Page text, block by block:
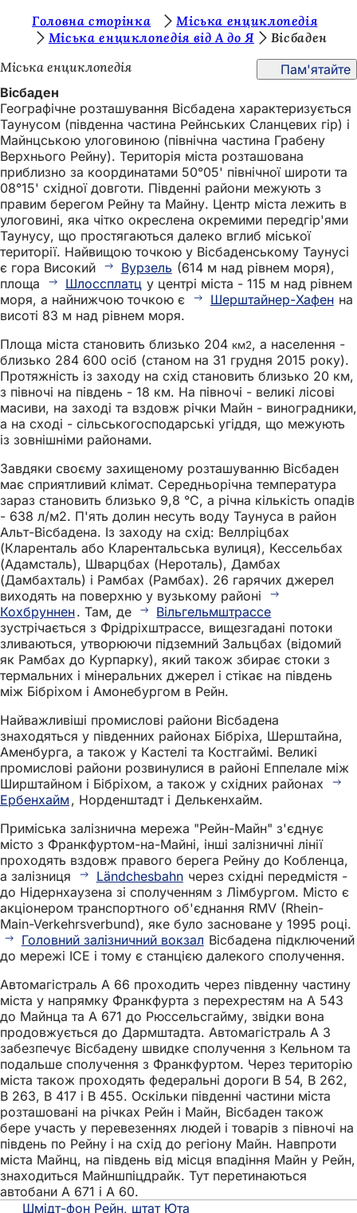
Перейти до змісту
т
у
т
:
Головна сторінка
Міська енциклопедія
Міська енциклопедія від А до Я
Вісбаден
Міська енциклопедія
Пам'ятайте
Вісбаден
Географічне розташування Вісбадена характеризується
Таунусом (південна частина Рейнських Сланцевих гір) і
Майнцською улоговиною (північна частина Грабену
Верхнього Рейну). Територія міста розташована
приблизно за координатами 50°05' північної широти та
08°15' східної довготи. Південні райони межують з
правим берегом Рейну та Майну. Центр міста лежить в
улоговині, яка чітко окреслена окремими передгір'ями
Таунусу, що простягаються далеко вглиб міської
території. Найвищою точкою у Вісбаденському Таунусі
є гора Високий
Вурзель (614 м над рівнем моря),
площа
Шлоссплатц у центрі міста - 115 м над рівнем
моря, а найнижчою точкою є
Шерштайнер-Хафен на
висоті 83 м над рівнем моря.
Площа міста становить близько 204 км2, а населення -
близько 284 600 осіб (станом на 31 грудня 2015 року).
Протяжність із заходу на схід становить близько 20 км,
з півночі на південь - 18 км. На півночі - великі лісові
масиви, на заході та вздовж річки Майн - виноградники,
а на сході - сільськогосподарські угіддя, що межують
із зовнішніми районами.
Завдяки своєму захищеному розташуванню Вісбаден
має сприятливий клімат. Середньорічна температура
зараз становить близько 9,8 °C, а річна кількість опадів
- 638 л/м2. П'ять долин несуть воду Таунуса в район
Альт-Вісбадена. Із заходу на схід: Веллріцбах
(Кларенталь або Кларентальська вулиця), Кессельбах
(Адамсталь), Шварцбах (Нероталь), Дамбах
(Дамбахталь) і Рамбах (Рамбах). 26 гарячих джерел
виходять на поверхню у вузькому районі
Кохбруннен. Там, де
Вільгельмштрассе
зустрічається з Фрідріхштрассе, вищезгадані потоки
зливаються, утворюючи підземний Зальцбах (відомий
як Рамбах до Курпарку), який також збирає стоки з
термальних і мінеральних джерел і стікає на південь
між Бібріхом і Амонебургом в Рейн.
Найважливіші промислові райони Вісбадена
знаходяться у південних районах Бібріха, Шерштайна,
Аменбурга, а також у Кастелі та Костгаймі. Великі
промислові райони розвинулися в районі Еппелале між
Ширштайном і Бібріхом, а також у східних районах
Ербенхайм , Норденштадт і Делькенхайм.
Приміська залізнична мережа "Рейн-Майн" з'єднує
місто з Франкфуртом-на-Майні, інші залізничні лінії
проходять вздовж правого берега Рейну до Кобленца,
а залізниця
Ländchesbahn через східні передмістя -
до Нідернхаузена зі сполученням з Лімбургом. Місто є
акціонером транспортного об'єднання RMV (Rhein-
Main-Verkehrsverbund), яке було засноване у 1995 році.
Головний залізничний вокзал Вісбадена підключений
до мережі ICE і тому є станцією далекого сполучення.
Автомагістраль A 66 проходить через південну частину
міста у напрямку Франкфурта з перехрестям на A 543
до Майнца та A 671 до Рюссельсгайму, звідки вона
продовжується до Дармштадта. Автомагістраль A 3
забезпечує Вісбадену швидке сполучення з Кельном та
подальше сполучення з Франкфуртом. Через територію
міста також проходять федеральні дороги B 54, B 262,
B 263, B 417 і B 455. Оскільки південні частини міста
розташовані на річках Рейн і Майн, Вісбаден також
бере участь у перевезеннях людей і товарів з півночі на
південь по Рейну і на схід до регіону Майн. Навпроти
міста Майнц, на південь від місця впадіння Майн у Рейн,
знаходиться Майншпіцдрайк. Тут перетинаються
автобани A 671 і A 60.
Шмідт-фон Рейн, штат Юта